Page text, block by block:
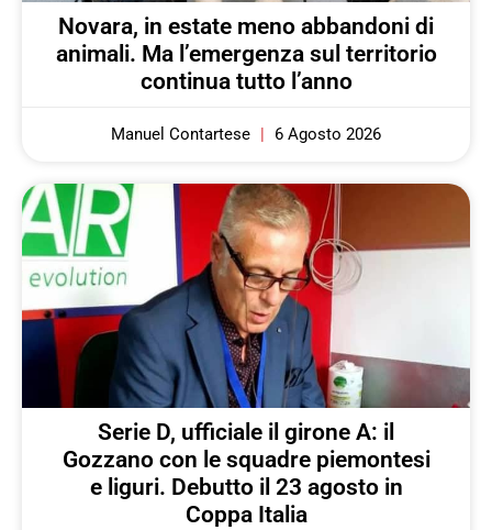
Novara, in estate meno abbandoni di
animali. Ma l’emergenza sul territorio
continua tutto l’anno
Manuel Contartese 6 Agosto 2026
Serie D, ufficiale il girone A: il
Gozzano con le squadre piemontesi
e liguri. Debutto il 23 agosto in
Coppa Italia